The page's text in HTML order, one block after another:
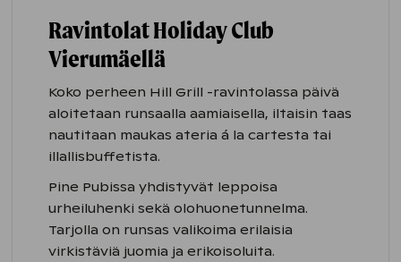
Ravintolat Holiday Club
Vierumäellä
Koko perheen Hill Grill -ravintolassa päivä
aloitetaan runsaalla aamiaisella, iltaisin taas
nautitaan maukas ateria á la cartesta tai
illallisbuffetista.
Pine Pubissa yhdistyvät leppoisa
urheiluhenki sekä olohuonetunnelma.
Tarjolla on runsas valikoima erilaisia
virkistäviä juomia ja erikoisoluita.